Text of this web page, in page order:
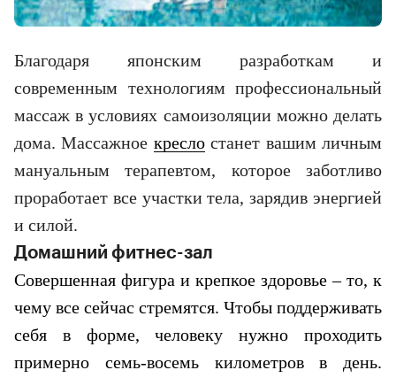
Благодаря японским разработкам и
современным технологиям профессиональный
массаж в условиях самоизоляции можно делать
дома. Массажное креслостанет вашим личным
мануальным терапевтом, которое заботливо
проработает все участки тела, зарядив энергией
и силой.
Домашний фитнес-зал
Совершенная фигура и крепкое здоровье – то, к
чему все сейчас стремятся. Чтобы поддерживать
себя в форме, человеку нужно проходить
примерно семь-восемь километров в день.